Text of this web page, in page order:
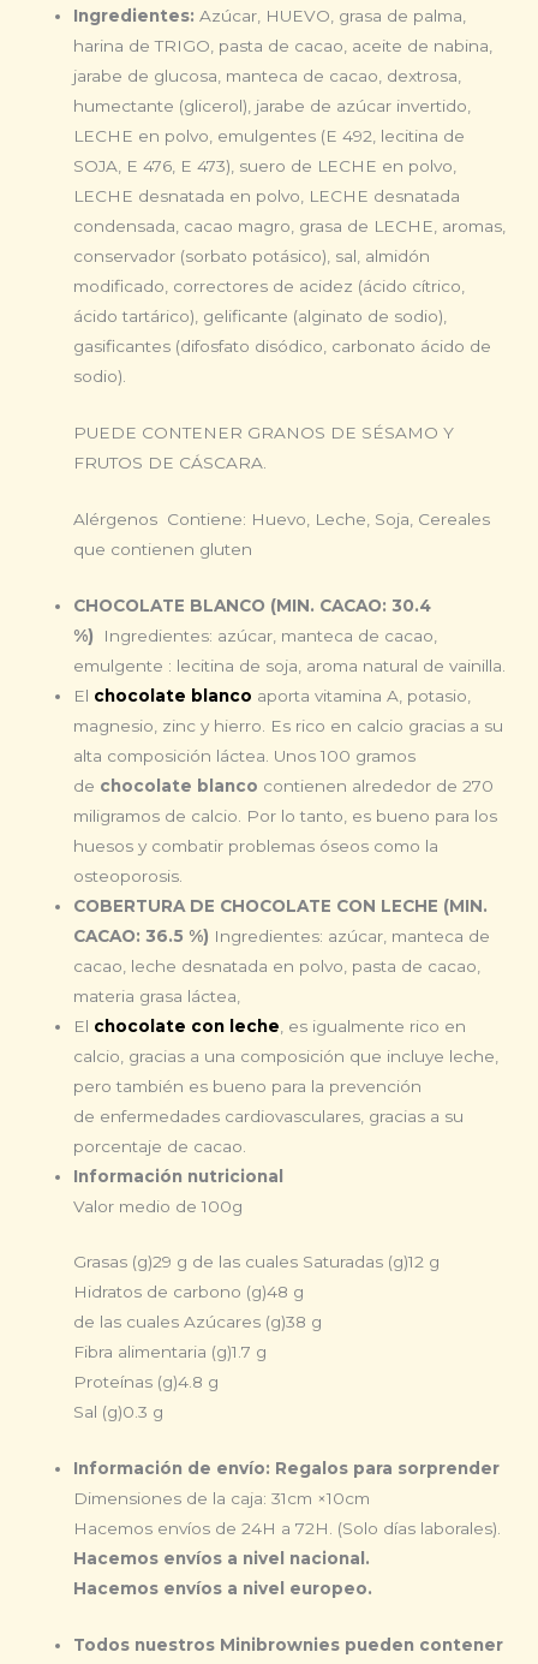
Ingredientes: Azúcar, HUEVO, grasa de palma,
harina de TRIGO, pasta de cacao, aceite de nabina,
jarabe de glucosa, manteca de cacao, dextrosa,
humectante (glicerol), jarabe de azúcar invertido,
LECHE en polvo, emulgentes (E 492, lecitina de
SOJA, E 476, E 473), suero de LECHE en polvo,
LECHE desnatada en polvo, LECHE desnatada
condensada, cacao magro, grasa de LECHE, aromas,
conservador (sorbato potásico), sal, almidón
modificado, correctores de acidez (ácido cítrico,
ácido tartárico), gelificante (alginato de sodio),
gasificantes (difosfato disódico, carbonato ácido de
sodio).
PUEDE CONTENER GRANOS DE SÉSAMO Y
FRUTOS DE CÁSCARA.
Alérgenos Contiene: Huevo, Leche, Soja, Cereales
que contienen gluten
CHOCOLATE BLANCO (MIN. CACAO: 30.4
%)
Ingredientes: azúcar, manteca de cacao,
emulgente : lecitina de soja, aroma natural de vainilla.
El chocolate blanco aporta vitamina A, potasio,
magnesio, zinc y hierro. Es rico en calcio gracias a su
alta composición láctea. Unos 100 gramos
de chocolate blanco contienen alrededor de 270
miligramos de calcio. Por lo tanto, es bueno para los
huesos y combatir problemas óseos como la
osteoporosis.
COBERTURA DE CHOCOLATE CON LECHE (MIN.
CACAO: 36.5 %) Ingredientes: azúcar, manteca de
cacao, leche desnatada en polvo, pasta de cacao,
materia grasa láctea,
El chocolate con leche , es igualmente rico en
calcio, gracias a una composición que incluye leche,
pero también es bueno para la prevención
de enfermedades cardiovasculares, gracias a su
porcentaje de cacao.
Información nutricional
Valor medio de 100g
Grasas (g)29 g de las cuales Saturadas (g)12 g
Hidratos de carbono (g)48 g
de las cuales Azúcares (g)38 g
Fibra alimentaria (g)1.7 g
Proteínas (g)4.8 g
Sal (g)0.3 g
Información de envío: Regalos para sorprender
Dimensiones de la caja: 31cm ×10cm
Hacemos envíos de 24H a 72H. (Solo días laborales).
Hacemos envíos a nivel nacional.
Hacemos envíos a nivel europeo.
Todos nuestros Minibrownies pueden contener